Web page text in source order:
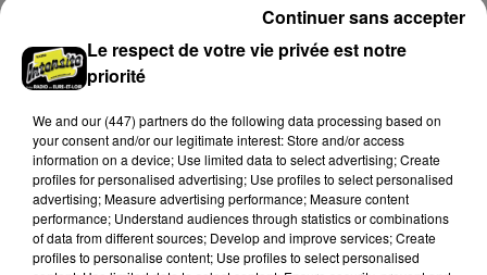
ADE
Insomnies (radio Edit)
DAVID GUETTA, JENNIFER LOPEZ
Save Me Tonight
Le respect de votre vie privée est notre
priorité
We and our (447) partnersdo the following data processing based on
your consent and/or our legitimate interest: Store and/or access
information on a device; Use limited data to select advertising; Create
profiles for personalised advertising; Use profiles to select personalised
advertising; Measure advertising performance; Measure content
performance; Understand audiences through statistics or combinations
of data from different sources; Develop and improve services; Create
profiles to personalise content; Use profiles to select personalised
Continuer sans accepter